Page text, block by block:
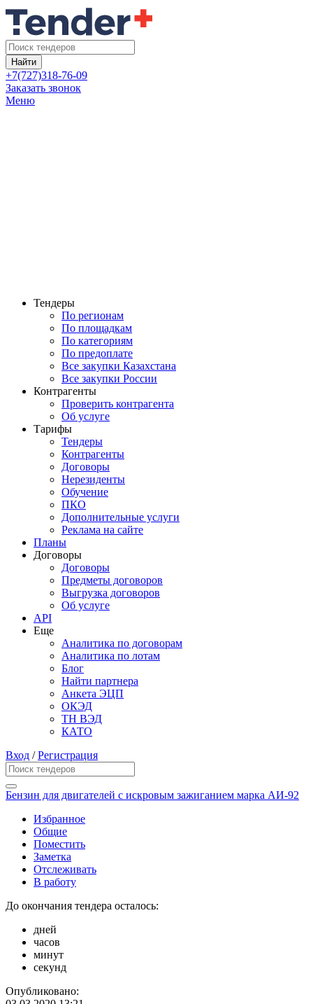
Найти
+7(727)318-76-09
Заказать звонок
Меню
Тендеры
По регионам
По площадкам
По категориям
По предоплате
Все закупки Казахстана
Все закупки России
Контрагенты
Проверить контрагента
Об услуге
Тарифы
Тендеры
Контрагенты
Договоры
Нерезиденты
Обучение
ПКО
Дополнительные услуги
Реклама на сайте
Планы
Договоры
Договоры
Предметы договоров
Выгрузка договоров
Об услуге
API
Еще
Аналитика по договорам
Аналитика по лотам
Блог
Найти партнера
Анкета ЭЦП
ОКЭД
ТН ВЭД
КАТО
Вход /Регистрация
Бензин для двигателей с искровым зажиганием марка АИ-92
Избранное
Общие
Поместить
Заметка
Отслеживать
В работу
До окончания тендера осталось:
дней
часов
минут
секунд
Опубликовано: